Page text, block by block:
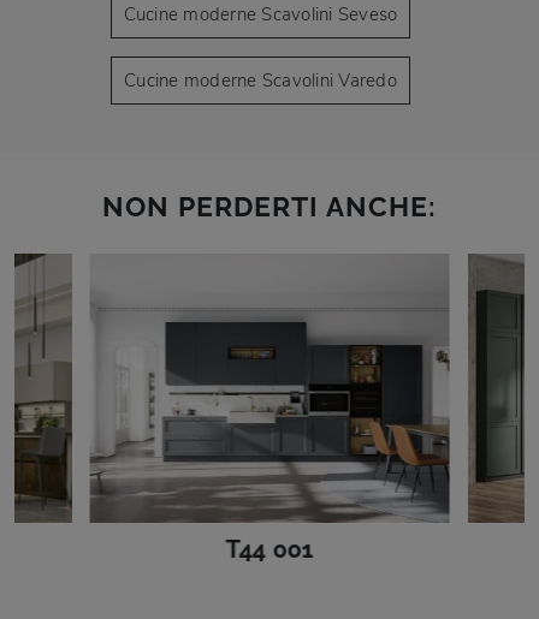
Cucine moderne Scavolini Seveso
Cucine moderne Scavolini Varedo
NON PERDERTI ANCHE:
T44 001